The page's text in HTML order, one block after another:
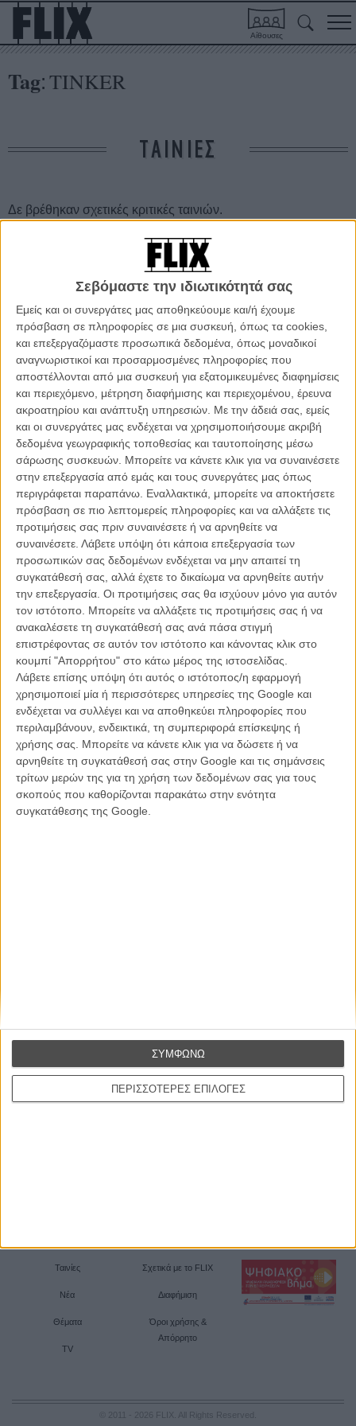
Σεβόμαστε την ιδιωτικότητά σας
Εμείς και οι συνεργάτες μας αποθηκεύουμε και/ή έχουμε
πρόσβαση σε πληροφορίες σε μια συσκευή, όπως τα cookies,
και επεξεργαζόμαστε προσωπικά δεδομένα, όπως μοναδικοί
αναγνωριστικοί και προσαρμοσμένες πληροφορίες που
αποστέλλονται από μια συσκευή για εξατομικευμένες διαφημίσεις
και περιεχόμενο, μέτρηση διαφήμισης και περιεχομένου, έρευνα
ακροατηρίου και ανάπτυξη υπηρεσιών. Με την άδειά σας, εμείς
και οι συνεργάτες μας ενδέχεται να χρησιμοποιήσουμε ακριβή
δεδομένα γεωγραφικής τοποθεσίας και ταυτοποίησης μέσω
σάρωσης συσκευών. Μπορείτε να κάνετε κλικ για να συναινέσετε
στην επεξεργασία από εμάς και τους συνεργάτες μας όπως
περιγράφεται παραπάνω. Εναλλακτικά, μπορείτε να αποκτήσετε
πρόσβαση σε πιο λεπτομερείς πληροφορίες και να αλλάξετε τις
προτιμήσεις σας πριν συναινέσετε ή να αρνηθείτε να
συναινέσετε. Λάβετε υπόψη ότι κάποια επεξεργασία των
προσωπικών σας δεδομένων ενδέχεται να μην απαιτεί τη
συγκατάθεσή σας, αλλά έχετε το δικαίωμα να αρνηθείτε αυτήν
την επεξεργασία. Οι προτιμήσεις σας θα ισχύουν μόνο για αυτόν
τον ιστότοπο. Μπορείτε να αλλάξετε τις προτιμήσεις σας ή να
ανακαλέσετε τη συγκατάθεσή σας ανά πάσα στιγμή
επιστρέφοντας σε αυτόν τον ιστότοπο και κάνοντας κλικ στο
κουμπί "Απορρήτου" στο κάτω μέρος της ιστοσελίδας.
Λάβετε επίσης υπόψη ότι αυτός ο ιστότοπος/η εφαρμογή
χρησιμοποιεί μία ή περισσότερες υπηρεσίες της Google και
ενδέχεται να συλλέγει και να αποθηκεύει πληροφορίες που
περιλαμβάνουν, ενδεικτικά, τη συμπεριφορά επίσκεψης ή
χρήσης σας. Μπορείτε να κάνετε κλικ για να δώσετε ή να
αρνηθείτε τη συγκατάθεσή σας στην Google και τις σημάνσεις
τρίτων μερών της για τη χρήση των δεδομένων σας για τους
σκοπούς που καθορίζονται παρακάτω στην ενότητα
συγκατάθεσης της Google.
ΠΕΡΙΣΣΟΤΕΡΕΣ ΕΠΙΛΟΓΕΣ
ΣΥΜΦΩΝΩ
Αίθουσες
Tag: TINKER
ΤΑΙΝΙΕΣ
Δε βρέθηκαν σχετικές κριτικές ταινιών.
ΑΡΘΡΑ
O Τζον Λε Καρέ σε ρόλο ηθοποιού στο «Tinker, Tailor,
Soldier, Spy»
ΝΕΑ 24 ΑΥΓ 2011 Μανώλης Κρανάκης
«Tinker, Tailor, Soldier, Spy»: κατασκοπικό ραντεβού με
τους συντελεστές
ΝΕΑ /05 ΣΕΠ 2011 / Γιώργος Κρασσακόπουλος
Ο Πολ Σμιθ σχεδιάζει για το «Tinker, Tailor, Soldier, Spy»
/ 05 ΣΕΠ 2011 Λήδα Γαλανού
Πρόγραμμα 2011-2012 για τη Village Films
ΝΕΑ /12 ΣΕΠ 2011 / Μανώλης Κρανάκης
Βιμ Βέντερς
Συνέντευξη
Η επιτυχία είναι υπερτιμημένη. Δεν σε κάνει
καλύτερο, δεν σε πάει πουθενά η επιτυχία. Είναι
απλώς ένα ωραίο, ανεβαστικό, επιφανειακό
συναίσθημα.»
Ταινίες
Νέα
Θέματα
TV
Σχετικά με το FLIX
Διαφήμιση
Όροι χρήσης &
Απόρρητο
© 2011 - 2026 FLIX. All Rights Reserved.